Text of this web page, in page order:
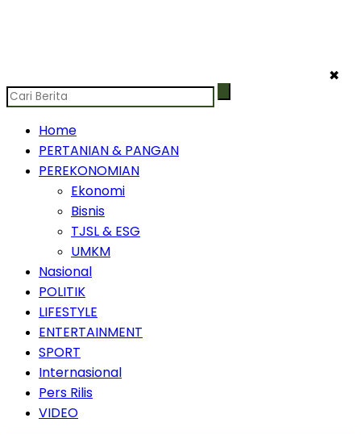
✖
Home
PERTANIAN & PANGAN
PEREKONOMIAN
Ekonomi
Bisnis
TJSL & ESG
UMKM
Nasional
POLITIK
LIFESTYLE
ENTERTAINMENT
SPORT
Internasional
Pers Rilis
VIDEO